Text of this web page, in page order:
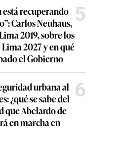
recuperando
Carlos Neuhaus,
2019, sobre los
2027 y en qué
el Gobierno
5
urbana al
¿qué se sabe del
que Abelardo de
en marcha en
6